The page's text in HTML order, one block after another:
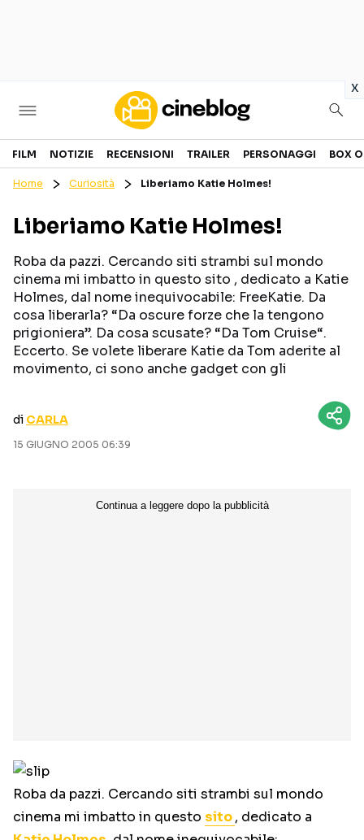
x
Cinema
GENERI
PERSONAGGI
CANALI STREAMING
Categorie
NOTIZIE
CURIOSITÀ
TRAILER
BOX OFFICE
FILM NOTIZIE RECENSIONI TRAILER PERSONAGGI BOX
Home Curiosità Liberiamo Katie Holmes!
Liberiamo Katie Holmes!
Roba da pazzi. Cercando siti strambi sul mondo
cinema mi imbatto in questo sito , dedicato a Katie
Holmes, dal nome inequivocabile: FreeKatie. Da
cosa liberarla? “Da oscure forze che la tengono
prigioniera”. Da cosa scusate? “Da Tom Cruise“.
Eccerto. Se volete liberare Katie da Tom aderite al
movimento, ci sono anche gadget con gli
di CARLA
15 GIUGNO 2005 06:39
Roba da pazzi. Cercando siti strambi sul mondo
cinema mi imbatto in questo sito, dedicato a